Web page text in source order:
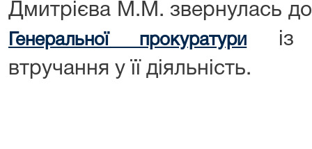
Дмитрієва М.М. звернулась
Генеральної прокуратури із
втручання у її діяльність.